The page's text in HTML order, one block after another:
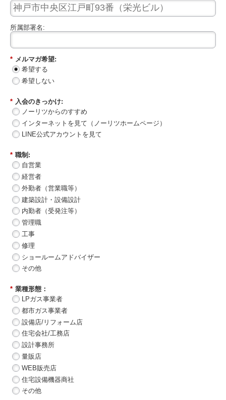
所属部署名:
* メルマガ希望:
希望する
希望しない
* 入会のきっかけ:
ノーリツからのすすめ
インターネットを見て（ノーリツホームページ）
LINE公式アカウントを見て
* 職制:
自営業
経営者
外勤者（営業職等）
建築設計・設備設計
内勤者（受発注等）
管理職
工事
修理
ショールームアドバイザー
その他
* 業種形態：
LPガス事業者
都市ガス事業者
設備店/リフォーム店
住宅会社/工務店
設計事務所
量販店
WEB販売店
住宅設備機器商社
その他